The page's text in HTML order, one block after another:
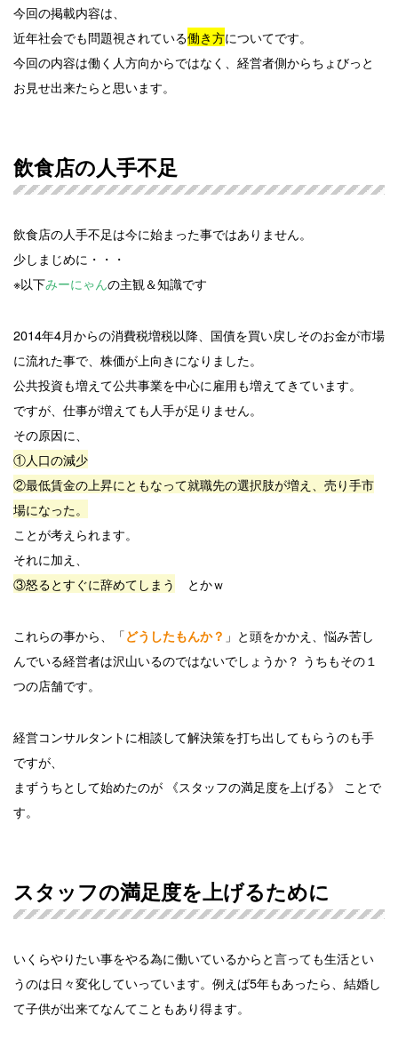
今回の掲載内容は、
近年社会でも問題視されている働き方についてです。
今回の内容は働く人方向からではなく、経営者側からちょびっと
お見せ出来たらと思います。
飲食店の人手不足
飲食店の人手不足は今に始まった事ではありません。
少しまじめに・・・
※以下みーにゃんの主観＆知識です
2014年4月からの消費税増税以降、国債を買い戻しそのお金が市場
に流れた事で、株価が上向きになりました。
公共投資も増えて公共事業を中心に雇用も増えてきています。
ですが、仕事が増えても人手が足りません。
その原因に、
①人口の減少
②最低賃金の上昇にともなって就職先の選択肢が増え、売り手市
場になった。
ことが考えられます。
それに加え、
③怒るとすぐに辞めてしまう
とかｗ
これらの事から、「どうしたもんか？ 」と頭をかかえ、悩み苦し
んでいる経営者は沢山いるのではないでしょうか？ うちもその１
つの店舗です。
経営コンサルタントに相談して解決策を打ち出してもらうのも手
ですが、
まずうちとして始めたのが 《スタッフの満足度を上げる》 ことで
す。
スタッフの満足度を上げるために
いくらやりたい事をやる為に働いているからと言っても生活とい
うのは日々変化していっています。例えば5年もあったら、結婚し
て子供が出来てなんてこともあり得ます。